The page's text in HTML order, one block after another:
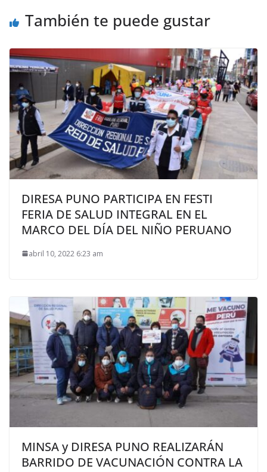
También te puede gustar
DIRESA PUNO PARTICIPA EN FESTI
FERIA DE SALUD INTEGRAL EN EL
MARCO DEL DÍA DEL NIÑO PERUANO
abril 10, 2022 6:23 am
MINSA y DIRESA PUNO REALIZARÁN
BARRIDO DE VACUNACIÓN CONTRA LA